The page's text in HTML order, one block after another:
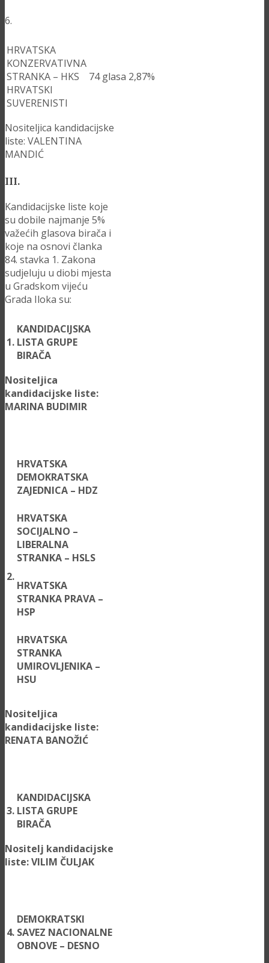
6.
HRVATSKA
KONZERVATIVNA
STRANKA – HKS
HRVATSKI
SUVERENISTI
74 glasa 2,87%
Nositeljica kandidacijske
liste: VALENTINA
MANDIĆ
III.
Kandidacijske liste koje
su dobile najmanje 5%
važećih glasova birača i
koje na osnovi članka
84. stavka 1. Zakona
sudjeluju u diobi mjesta
u Gradskom vijeću
Grada Iloka su:
1.
KANDIDACIJSKA
LISTA GRUPE
BIRAČA
Nositeljica
kandidacijske liste:
MARINA BUDIMIR
2.
HRVATSKA
DEMOKRATSKA
ZAJEDNICA – HDZ
HRVATSKA
SOCIJALNO –
LIBERALNA
STRANKA – HSLS
HRVATSKA
STRANKA PRAVA –
HSP
HRVATSKA
STRANKA
UMIROVLJENIKA –
HSU
Nositeljica
kandidacijske liste:
RENATA BANOŽIĆ
3.
KANDIDACIJSKA
LISTA GRUPE
BIRAČA
Nositelj kandidacijske
liste: VILIM ČULJAK
4.
DEMOKRATSKI
SAVEZ NACIONALNE
OBNOVE – DESNO